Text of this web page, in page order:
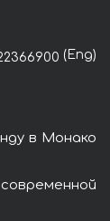
(Eng)
в Монако